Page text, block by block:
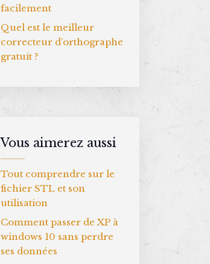
facilement
Quel est le meilleur
correcteur d’orthographe
gratuit ?
Vous aimerez aussi
Tout comprendre sur le
fichier STL et son
utilisation
Comment passer de XP à
windows 10 sans perdre
ses données